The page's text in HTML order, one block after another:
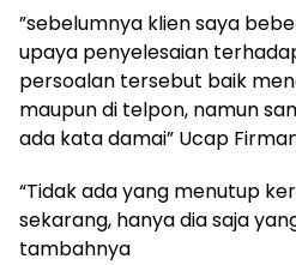
”sebelumnya klien saya
upaya penyelesaian
persoalan tersebut baik
maupun di telpon, namun
ada kata damai” Ucap
“Tidak ada yang menutup
sekarang, hanya dia saja
tambahnya